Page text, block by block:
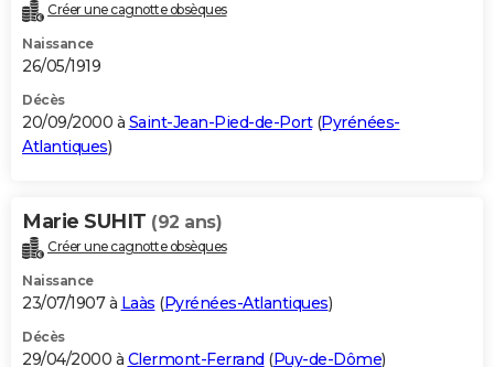
Créer une cagnotte obsèques
Naissance
26/05/1919
Décès
20/09/2000 à Saint-Jean-Pied-de-Port(Pyrénées-
Atlantiques)
Marie SUHIT (92 ans)
Créer une cagnotte obsèques
Naissance
23/07/1907 à Laàs (Pyrénées-Atlantiques)
Décès
29/04/2000 à Clermont-Ferrand (Puy-de-Dôme)